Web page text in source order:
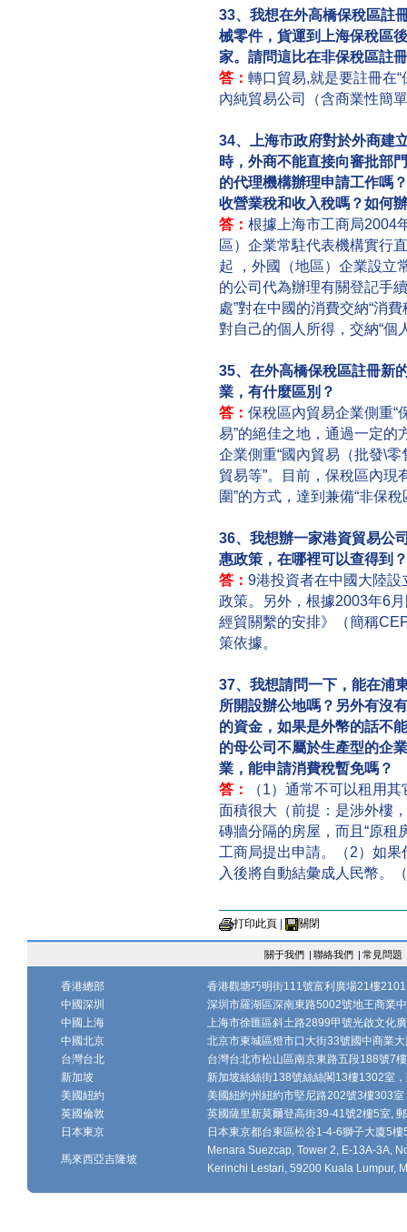
33、我想在外高橋保稅區註
械零件，貨運到上海保稅區
家。請問這比在非保稅區註
答： 轉口貿易,就是要註冊在
內純貿易公司（含商業性簡
34、上海市政府對於外商建
時，外商不能直接向審批部
的代理機構辦理申請工作嗎
收營業稅和收入稅嗎？如何
答： 根據上海市工商局2004
區）企業常駐代表機構實行
起 ，外國（地區）企業設立
的公司代為辦理有關登記手
處”對在中國的消費交納“消
對自己的個人所得，交納“個
35、在外高橋保稅區註冊新
業，有什麼區別？
答： 保稅區內貿易企業側重“
易”的絕佳之地，通過一定的
企業側重“國內貿易（批發\
貿易等”。目前，保稅區內現
圍”的方式，達到兼備“非保
36、我想辦一家港資貿易公
惠政策，在哪裡可以查得到？
答： 9港投資者在中國大陸設
政策。另外，根據2003年6
經貿關繫的安排》（簡稱
策依據。
37、我想請問一下，能在浦
所開設辦公地嗎？另外有沒
的資金，如果是外幣的話不
的母公司不屬於生產型的企
業，能申請消費稅暫免嗎？
答：
（1）通常不可以租用
面積很大（前提：是涉外樓
磚牆分隔的房屋，而且“原租
工商局提出申請。（2）如
入後將自動結彙成人民幣。
打印此頁 關閉
關于我們 | 聯絡我們 | 常見問題
香港總部
香港觀塘巧明街111號富利廣場21樓
中國深圳
深圳市羅湖區深南東路5002號地王商業
中國上海
上海市徐匯區斜土路2899甲號光啟文化
中國北京
北京市東城區燈市口大街33號國中商業
台灣台北
台灣台北市松山區南京東路五段188號7
新加坡
新加坡絲絲街138號絲絲閣13樓1302室
美國紐約
美國紐約州紐約市堅尼路202號3樓303
英國倫敦
英國薩里新莫爾登高街39-41號2樓5室,
日本東京
日本東京都台東區松谷1-4-6獅子大廈5
馬來西亞吉隆坡
Menara Suezcap, Tower 2, E-13A-3A,
Kerinchi Lestari, 59200 Kuala Lumpur,